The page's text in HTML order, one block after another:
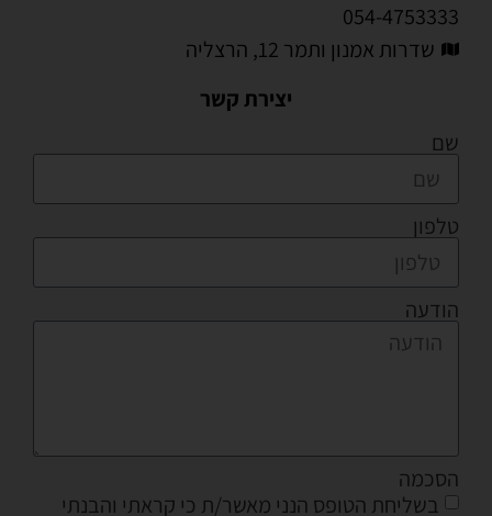
054-4753333
שדרות אמנון ותמר 12, הרצליה
יצירת קשר
שם
טלפון
הודעה
הסכמה
בשליחת הטופס הנני מאשר/ת כי קראתי והבנתי